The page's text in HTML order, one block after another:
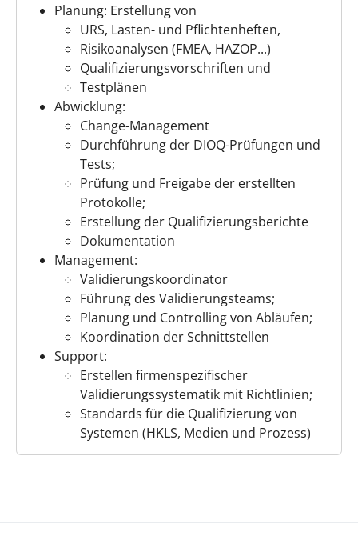
Planung: Erstellung von
URS, Lasten- und Pflichtenheften,
Risikoanalysen (FMEA, HAZOP...)
Qualifizierungsvorschriften und
Testplänen
Abwicklung:
Change-Management
Durchführung der DIOQ-Prüfungen und
Tests;
Prüfung und Freigabe der erstellten
Protokolle;
Erstellung der Qualifizierungsberichte
Dokumentation
Management:
Validierungskoordinator
Führung des Validierungsteams;
Planung und Controlling von Abläufen;
Koordination der Schnittstellen
Support:
Erstellen firmenspezifischer
Validierungssystematik mit Richtlinien;
Standards für die Qualifizierung von
Systemen (HKLS, Medien und Prozess)